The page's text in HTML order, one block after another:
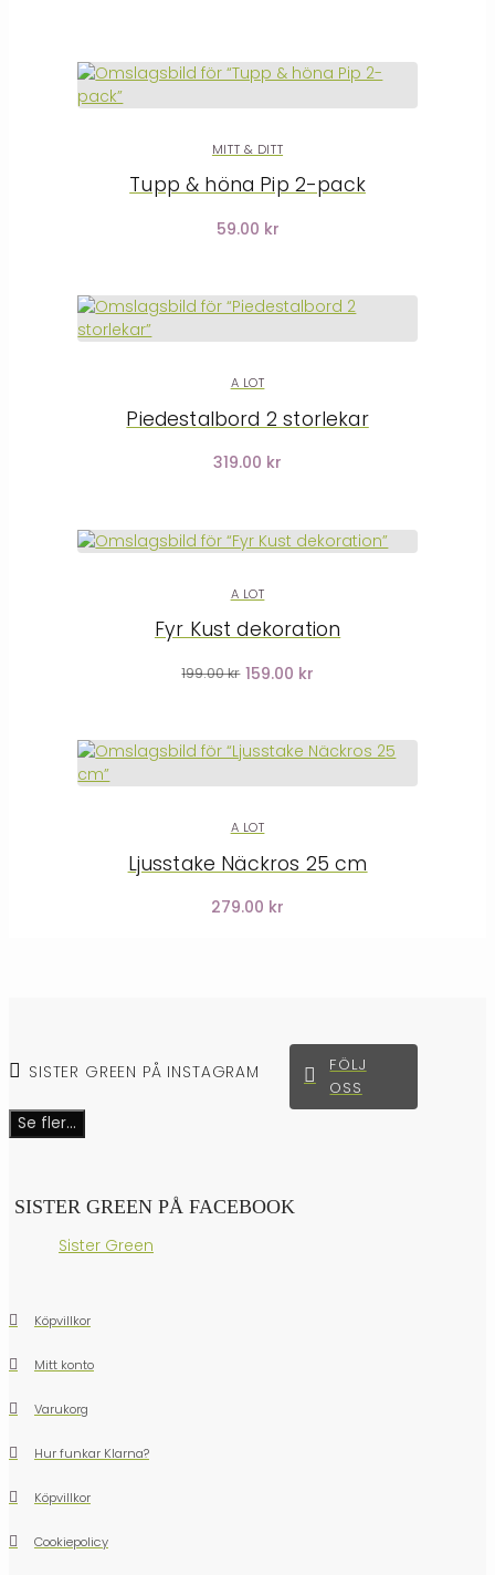
MITT & DITT
Tupp & höna Pip 2-pack
59.00 kr
A LOT
Piedestalbord 2 storlekar
319.00 kr
A LOT
Fyr Kust dekoration
199.00 kr 159.00 kr
A LOT
Ljusstake Näckros 25 cm
279.00 kr
SISTER GREEN PÅ INSTAGRAM
FÖLJ
OSS
Se fler...
SISTER GREEN PÅ FACEBOOK
Sister Green
Köpvillkor
Mitt konto
Varukorg
Hur funkar Klarna?
Köpvillkor
Cookiepolicy